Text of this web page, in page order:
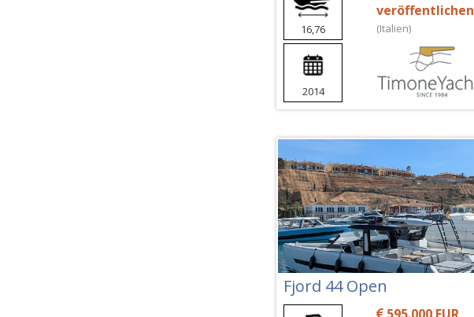
16,76
2014
veröffentlichen
(Italien)
Fjord 44 Open